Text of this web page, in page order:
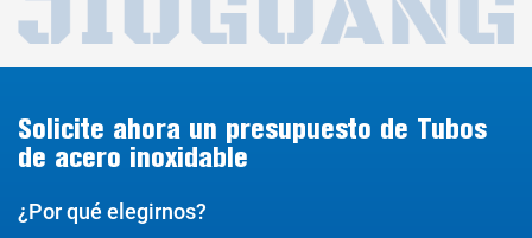
Solicite ahora un presupuesto de Tubos
de acero inoxidable
¿Por qué elegirnos?